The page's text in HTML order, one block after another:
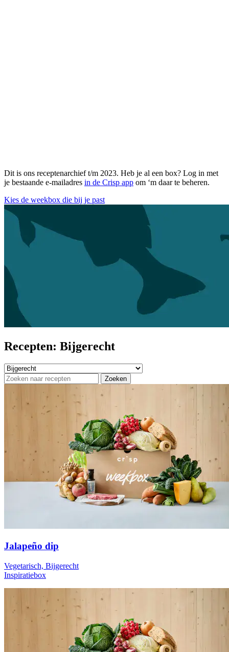
Dit is ons receptenarchief t/m 2023. Heb je al een box? Log in met
je bestaande e-mailadres in de Crisp app om ‘m daar te beheren.
Kies de weekbox die bij je past
Recepten: Bijgerecht
Zoeken
Jalapeño dip
Vegetarisch, Bijgerecht
Inspiratiebox